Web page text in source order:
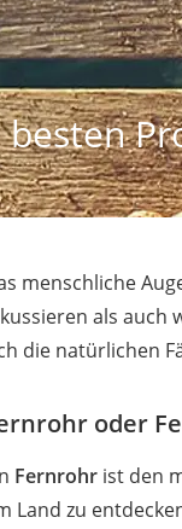
besten
menschliche
als auch
die natürlichen
oder
Fernrohr ist den
Land zu